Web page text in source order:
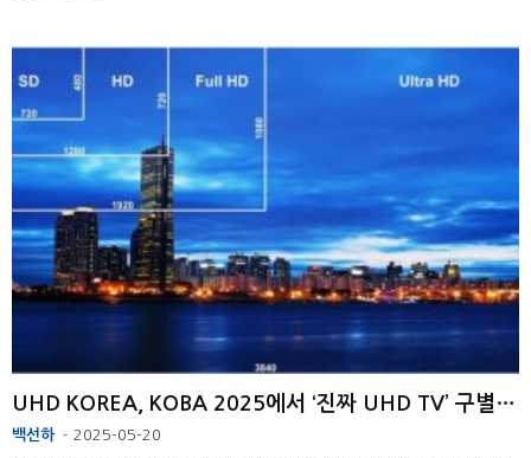
UHD KOREA, KOBA 2025에서 ‘진짜 UHD TV’ 구별법 안내
백선하 - 2025-05-20